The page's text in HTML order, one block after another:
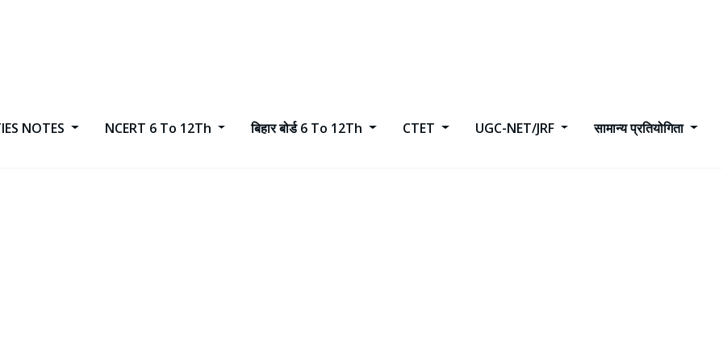
NOTES NCERT 6 To 12Th बिहार बोर्ड 6 To 12Th CTET UGC-NET/JRF सामान्य प्रतियोगिता